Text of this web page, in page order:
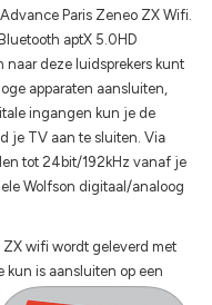
Paris Zeneo ZX Wifi.
aptX 5.0HD
naar deze luidsprekers kunt
apparaten aansluiten,
ingangen kun je de
je TV aan te sluiten. Via
tot 24bit/192kHz vanaf je
Wolfson digitaal/analoog
ZX wifi wordt geleverd met
kun is aansluiten op een